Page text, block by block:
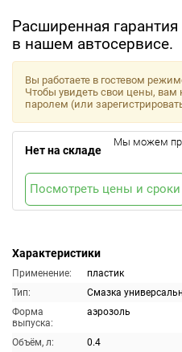
Расширенная
в нашем автосервисе.
Характеристики
Применение:
пластик
Тип:
Смазка
Форма
выпуска:
аэрозоль
Объём, л:
0.4
Вы работаете в гостевом
Чтобы увидеть свои цены, вам
паролем (или
Нет на складе
Мы можем
Посмотреть цены и сроки